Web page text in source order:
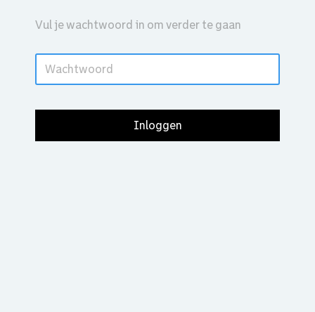
Vul je wachtwoord in om verder te gaan